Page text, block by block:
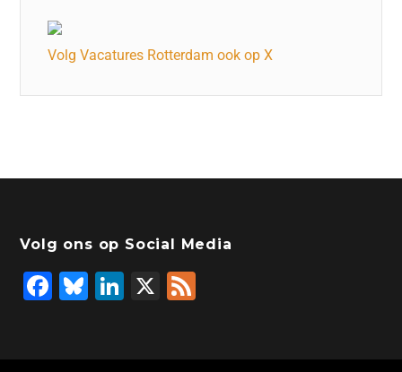
Volg Vacatures Rotterdam ook op X
Volg ons op Social Media
F
Bl
Li X